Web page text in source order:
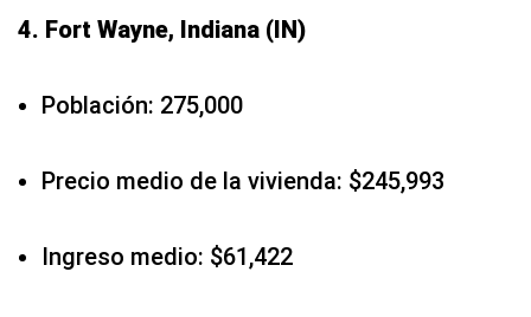
4. Fort Wayne, Indiana (IN)
Población: 275,000
Precio medio de la vivienda: $245,993
Ingreso medio: $61,422